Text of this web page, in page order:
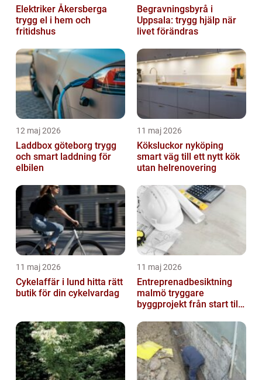
Elektriker Åkersberga
trygg el i hem och
fritidshus
Begravningsbyrå i
Uppsala: trygg hjälp när
livet förändras
12 maj 2026
Laddbox göteborg trygg
och smart laddning för
elbilen
11 maj 2026
Köksluckor nyköping
smart väg till ett nytt kök
utan helrenovering
11 maj 2026
Cykelaffär i lund hitta rätt
butik för din cykelvardag
11 maj 2026
Entreprenadbesiktning
malmö tryggare
byggprojekt från start till